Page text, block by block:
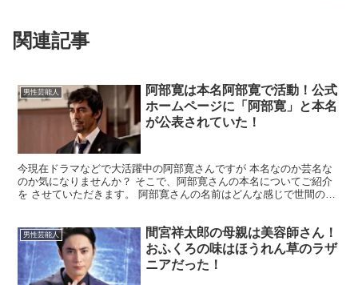
関連記事
男性芸能人
阿部寛は本名阿部寛で活動！公式
ホームページに「阿部寛」と本名
が公表されていた！
今現在ドラマなどで大活躍中の阿部寛さんですが 本名なのか芸名な
のか気になりませんか？ そこで、阿部寛さんの本名についてご紹介
を させていただきます。 阿部寛さんの名前はどんな感じで世間の声
男性芸能人
間宮祥太郎の母親は美容師さん！
おふくろの味はほうれん草のラザ
ニアだった！